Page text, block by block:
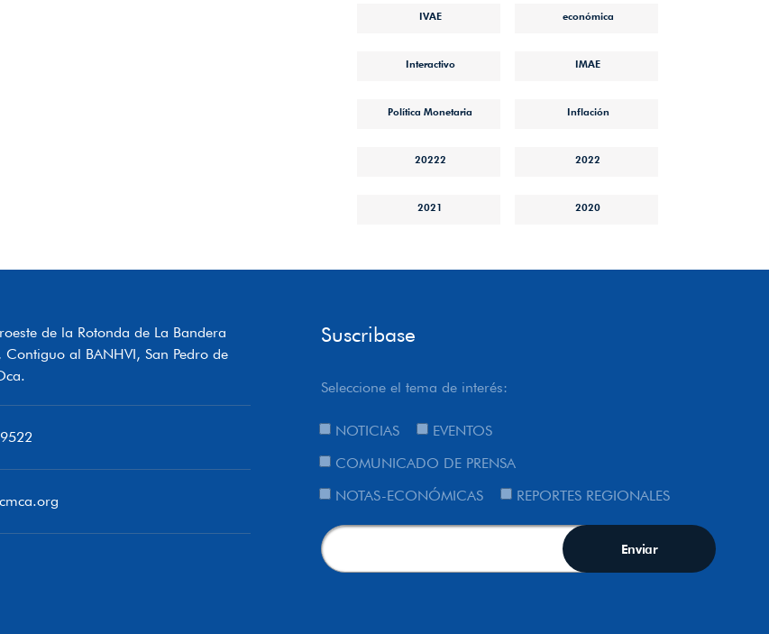
IVAE económica
Interactivo IMAE
Política Monetaria Inflación
20222 2022
2021 2020
de la Rotonda de La Bandera
Contiguo al BANHVI, San Pedro de
Suscribase
Seleccione el tema de interés:
NOTICIAS
EVENTOS
COMUNICADO DE PRENSA
NOTAS-ECONÓMICAS
REPORTES REGIONALES